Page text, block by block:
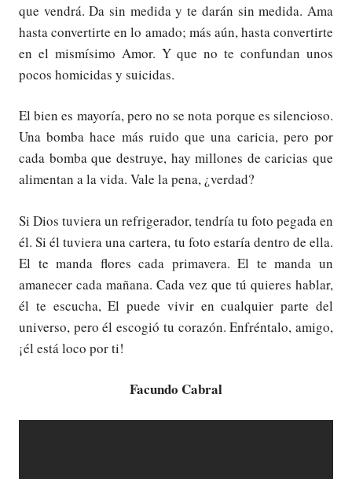
que vendrá. Da sin medida y te darán sin medida. Ama
hasta convertirte en lo amado; más aún, hasta convertirte
en el mismísimo Amor. Y que no te confundan unos
pocos homicidas y suicidas.
El bien es mayoría, pero no se nota porque es silencioso.
Una bomba hace más ruido que una caricia, pero por
cada bomba que destruye, hay millones de caricias que
alimentan a la vida. Vale la pena, ¿verdad?
Si Dios tuviera un refrigerador, tendría tu foto pegada en
él. Si él tuviera una cartera, tu foto estaría dentro de ella.
El te manda flores cada primavera. El te manda un
amanecer cada mañana. Cada vez que tú quieres hablar,
él te escucha, El puede vivir en cualquier parte del
universo, pero él escogió tu corazón. Enfréntalo, amigo,
¡él está loco por ti!
Facundo Cabral